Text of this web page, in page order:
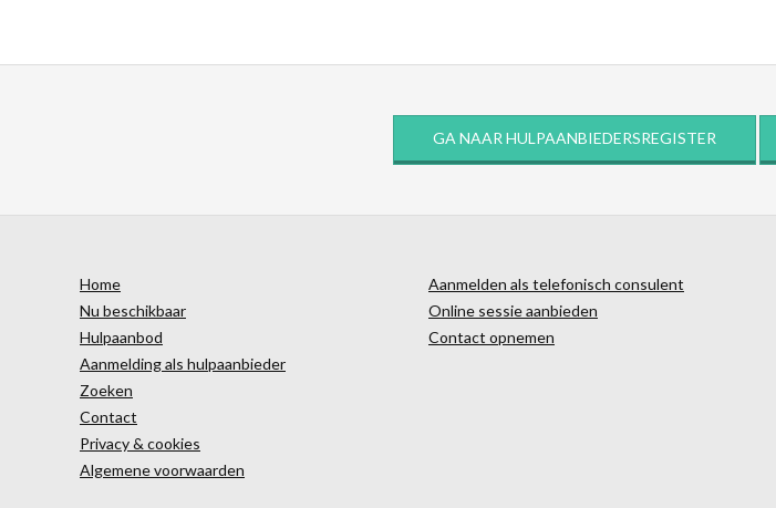
GA NAAR HULPAANBIEDERSREGISTER
Home
Nu beschikbaar
Hulpaanbod
Aanmelding als hulpaanbieder
Zoeken
Contact
Privacy & cookies
Algemene voorwaarden
Aanmelden als telefonisch consulent
Online sessie aanbieden
Contact opnemen